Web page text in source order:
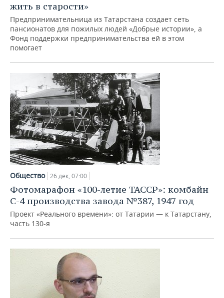
жить в старости»
Предпринимательница из Татарстана создает сеть
пансионатов для пожилых людей «Добрые истории», а
Фонд поддержки предпринимательства ей в этом
помогает
Общество 26 дек, 07:00
Фотомарафон «100-летие ТАССР»: комбайн
С-4 производства завода №387, 1947 год
Проект «Реального времени»: от Татарии — к Татарстану,
часть 130-я